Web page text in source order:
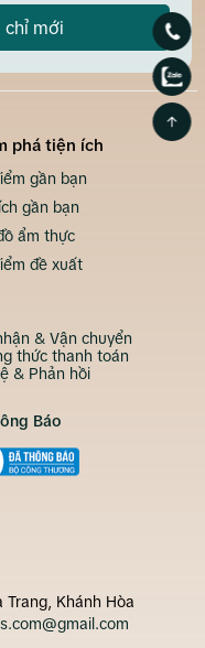
chỉ mới
phá tiện ích
gần bạn
gần bạn
ẩm thực
đề xuất
& Vận chuyển
thức thanh toán
& Phản hồi
Khánh Hòa
Báo